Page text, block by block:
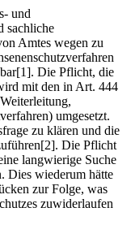
und
sachliche
Amtes wegen zu
Die Pflicht, die
mit den in Art. 444
umgesetzt.
zu klären und die
Die Pflicht
langwierige Suche
Dies wiederum hätte
zur Folge, was
zuwiderlaufen